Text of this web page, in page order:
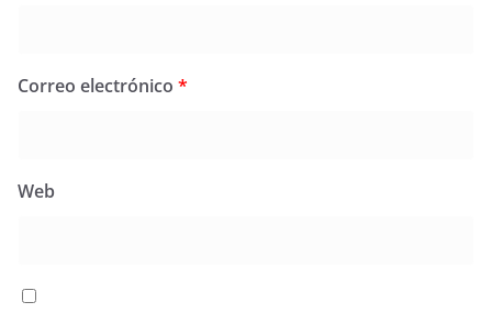
Correo electrónico *
Web